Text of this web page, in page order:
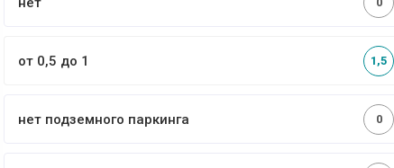
от 0,5 до 1 1,5
нет подземного паркинга 0